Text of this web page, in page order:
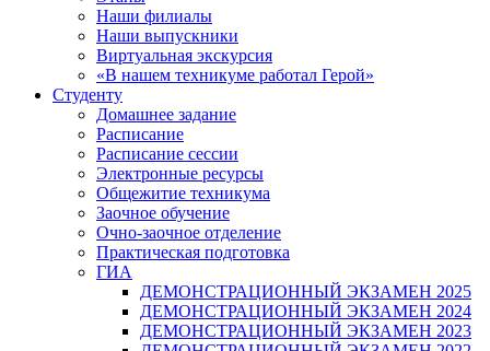
Наши филиалы
Наши выпускники
Виртуальная экскурсия
«В нашем техникуме работал Герой»
Студенту
Домашнее задание
Расписание
Расписание сессии
Электронные ресурсы
Общежитие техникума
Заочное обучение
Очно-заочное отделение
Практическая подготовка
ГИА
ДЕМОНСТРАЦИОННЫЙ ЭКЗАМЕН 2025
ДЕМОНСТРАЦИОННЫЙ ЭКЗАМЕН 2024
ДЕМОНСТРАЦИОННЫЙ ЭКЗАМЕН 2023